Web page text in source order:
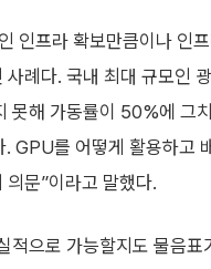
인프라 확보만큼이나 인
례다. 국내 최대 규모인
못해 가동률이 50%에 그
GPU를 어떻게 활용하고
문”이라고 말했다.
적으로 가능할지도 물음